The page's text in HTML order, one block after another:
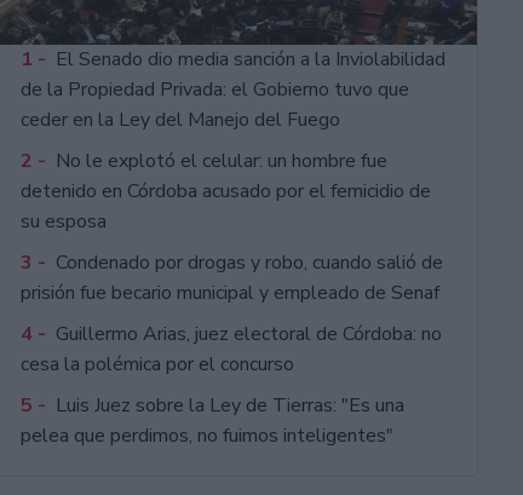
1 - El Senado dio media sanción a la Inviolabilidad
de la Propiedad Privada: el Gobierno tuvo que
ceder en la Ley del Manejo del Fuego
2 - No le explotó el celular: un hombre fue
detenido en Córdoba acusado por el femicidio de
su esposa
3 - Condenado por drogas y robo, cuando salió de
prisión fue becario municipal y empleado de Senaf
4 - Guillermo Arias, juez electoral de Córdoba: no
cesa la polémica por el concurso
5 - Luis Juez sobre la Ley de Tierras: "Es una
pelea que perdimos, no fuimos inteligentes"